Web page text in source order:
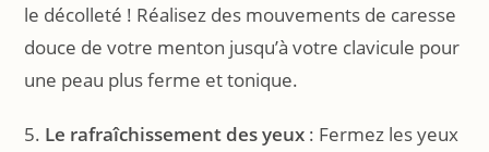
le décolleté ! Réalisez des mouvements de caresse
douce de votre menton jusqu’à votre clavicule pour
une peau plus ferme et tonique.
5. Le rafraîchissement des yeux : Fermez les yeux